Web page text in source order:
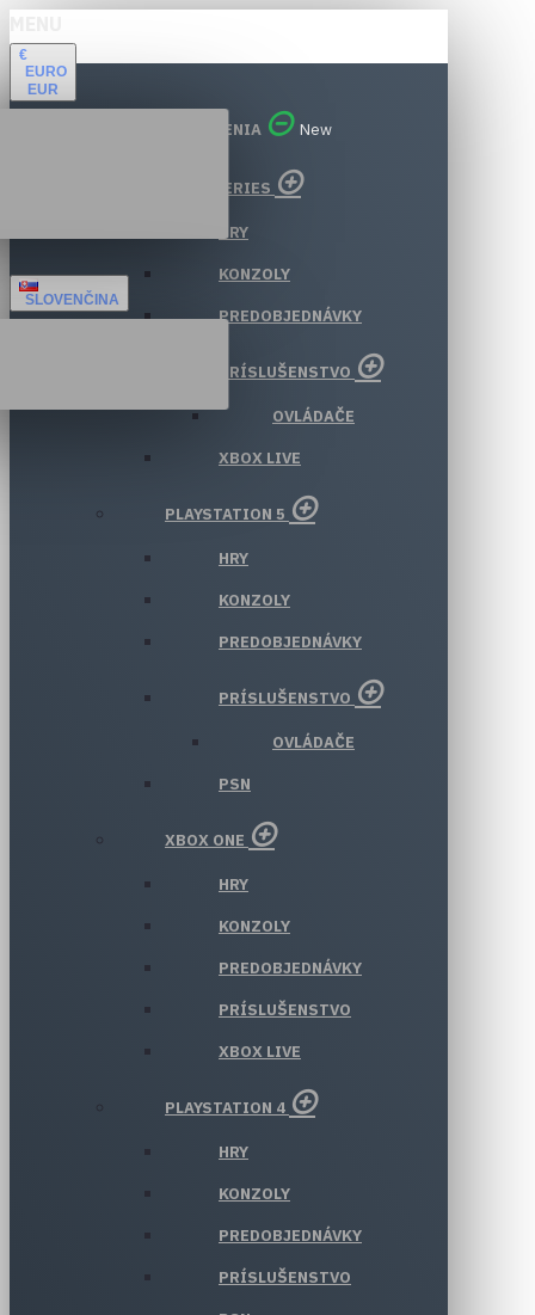
€
EURO
EUR
SLOVENČINA
VŠETKY ODDELENIA New
XBOX SERIES
HRY
KONZOLY
PREDOBJEDNÁVKY
PRÍSLUŠENSTVO
OVLÁDAČE
XBOX LIVE
PLAYSTATION 5
HRY
KONZOLY
PREDOBJEDNÁVKY
PRÍSLUŠENSTVO
OVLÁDAČE
PSN
XBOX ONE
HRY
KONZOLY
PREDOBJEDNÁVKY
PRÍSLUŠENSTVO
XBOX LIVE
PLAYSTATION 4
HRY
KONZOLY
PREDOBJEDNÁVKY
PRÍSLUŠENSTVO